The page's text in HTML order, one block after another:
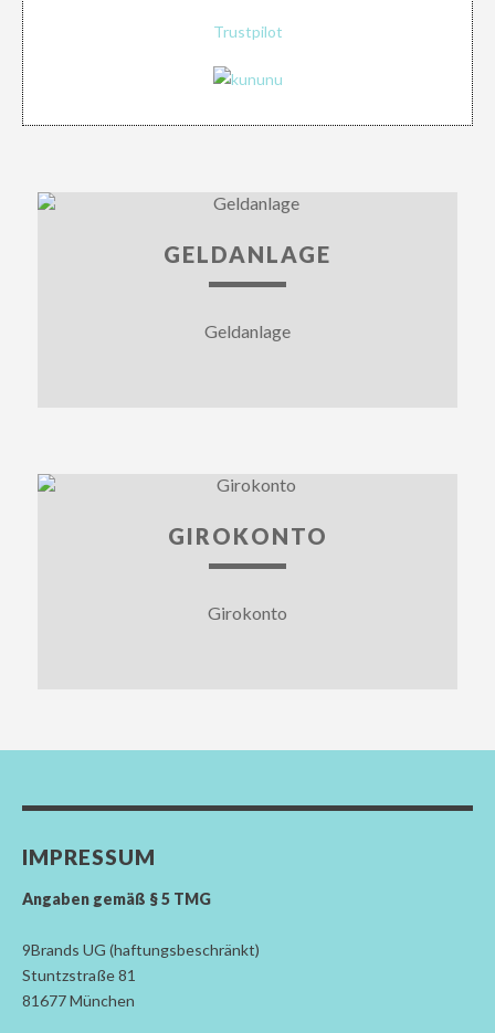
Trustpilot
GELDANLAGE
Geldanlage
GIROKONTO
Girokonto
IMPRESSUM
Angaben gemäß § 5 TMG
9Brands UG (haftungsbeschränkt)
Stuntzstraße 81
81677 München